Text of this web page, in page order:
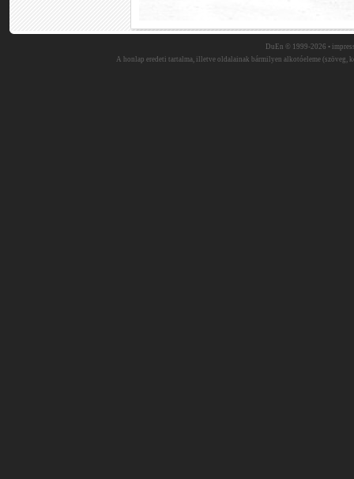
DuEn © 1999-2026 •
A honlap eredeti tartalma, illetve oldalainak bármilyen alkotóeleme (szöveg,